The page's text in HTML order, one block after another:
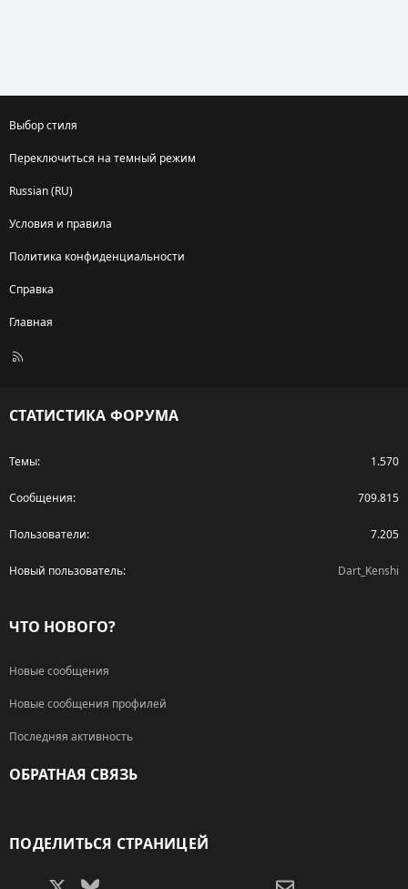
Выбор стиля
Переключиться на темный режим
Russian (RU)
Условия и правила
Политика конфиденциальности
Справка
Главная
R
СТАТИСТИКА ФОРУМА
Темы 1.570
Сообщения 709.815
Пользователи 7.205
Новый пользователь Dart_Kenshi
ЧТО НОВОГО?
Новые сообщения
Новые сообщения профилей
Последняя активность
ОБРАТНАЯ СВЯЗЬ
ПОДЕЛИТЬСЯ СТРАНИЦЕЙ
FacebookX (Twitter)
Bluesky WhatsAppЭлектронная